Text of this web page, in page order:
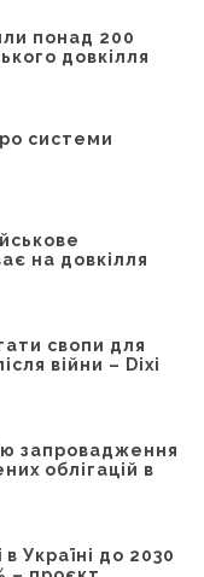
понад 200
довкілля
системи
на довкілля
свопи для
війни – Dixi
запровадження
облігацій в
Україні до 2030